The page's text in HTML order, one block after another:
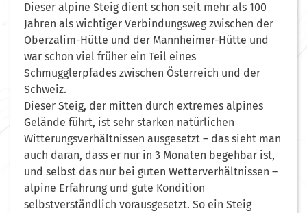
Dieser alpine Steig dient schon seit mehr als 100
Jahren als wichtiger Verbindungsweg zwischen der
Oberzalim-Hütte und der Mannheimer-Hütte und
war schon viel früher ein Teil eines
Schmugglerpfades zwischen Österreich und der
Schweiz.
Dieser Steig, der mitten durch extremes alpines
Gelände führt, ist sehr starken natürlichen
Witterungsverhältnissen ausgesetzt – das sieht man
auch daran, dass er nur in 3 Monaten begehbar ist,
und selbst das nur bei guten Wetterverhältnissen –
alpine Erfahrung und gute Kondition
selbstverständlich vorausgesetzt. So ein Steig